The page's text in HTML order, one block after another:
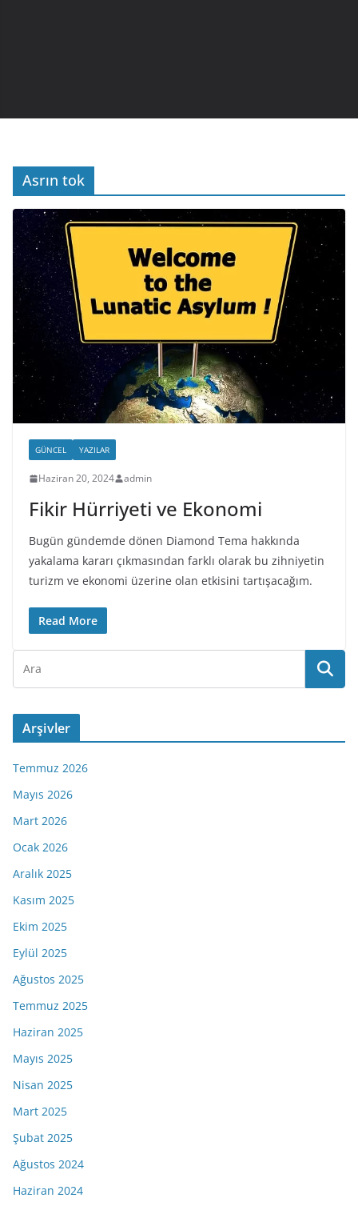
Asrın tok
GÜNCEL YAZILAR
Haziran 20, 2024 admin
Fikir Hürriyeti ve Ekonomi
Bugün gündemde dönen Diamond Tema hakkında
yakalama kararı çıkmasından farklı olarak bu zihniyetin
turizm ve ekonomi üzerine olan etkisini tartışacağım.
Read More
Arşivler
Temmuz 2026
Mayıs 2026
Mart 2026
Ocak 2026
Aralık 2025
Kasım 2025
Ekim 2025
Eylül 2025
Ağustos 2025
Temmuz 2025
Haziran 2025
Mayıs 2025
Nisan 2025
Mart 2025
Şubat 2025
Ağustos 2024
Haziran 2024